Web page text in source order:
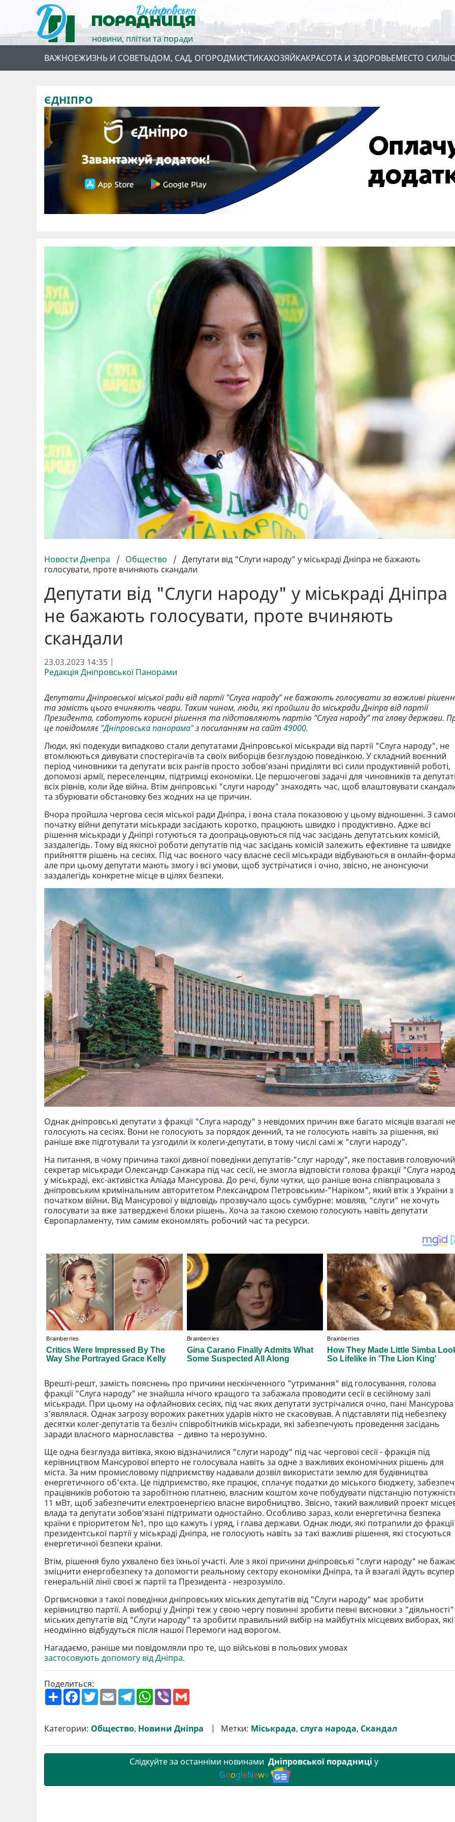
новини, плітки та поради
ВАЖНОЕЖИЗНЬ И СОВЕТЫДОМ, САД, ОГОРОДМИСТИКАХОЗЯЙКАКРАСОТА И ЗДОРОВЬЕМЕСТО СИЛЫ
ЄДНІПРО
Новости Днепра / Общество / Депутати від "Слуги народу" у міськраді Дніпра не бажають
голосувати, проте вчиняють скандали
Депутати від "Слуги народу" у міськраді Дніпра
не бажають голосувати, проте вчиняють
скандали
23.03.2023 14:35 |
Редакція Дніпровської Панорами
Депутати Дніпровської міської ради від партії "Слуга народу" не бажають голосувати за важливі
та замість цього вчиняють чвари. Таким чином, люди, які пройшли до міськради Дніпра від партії
Президента, саботують корисні рішення та підставляють партію “Слуга народу” та главу держави.
це повідомляє"Дніпровська панорама"з посиланням на сайт 49000.
Люди, які подекуди випадково стали депутатами Дніпровської міськради від партії "Слуга народу", не
втомлюються дивувати спостерігачів та своїх виборців безглуздою поведінкою. У складний воєнний
період чиновники та депутати всіх рангів просто зобов’язані приділяти всі сили продуктивній роботі,
допомозі армії, переселенцям, підтримці економіки. Це першочегові задачі для чиновників та
всіх рівнів, коли йде війна. Втім дніпровські "слуги народу" знаходять час, щоб влаштовувати
та збурювати обстановку без жодних на це причин.
Вчора пройшла чергова сесія міської ради Дніпра, і вона стала показовою у цьому відношенні. З
початку війни депутати міськради засідають коротко, працюють швидко і продуктивно. Адже всі
рішення міськради у Дніпрі готуються та доопрацьовуються під час засідань депутатських комісій,
заздалегідь. Тому від якісної роботи депутатів під час засідань комісій залежить ефективне та швидке
прийняття рішень на сесіях. Під час воєного часу власне сесії міськради відбуваються в онлайн-
але при цьому депутати мають змогу і всі умови, щоб зустрічатися і очно, звісно, не анонсуючи
заздалегідь конкретне місце в цілях безпеки.
Однак дніпровські депутати з фракції "Слуга народу" з невідомих причин вже багато місяців взагалі не
голосують на сесіях. Вони не голосують за порядок денний, та не голосують навіть за рішення, які
раніше вже підготували та узгодили їх колеги-депутати, в тому числі самі ж "слуги народу".
На питання, в чому причина такої дивної поведінки депутатів-"слуг народу", яке поставив головуючий
секретар міськради Олександр Санжара під час сесії, не змогла відповісти голова фракції "Слуга
у міськраді, екс-активістка Аліада Мансурова. До речі, були чутки, що раніше вона співпрацювала з
дніпровським кримінальним авторитетом Рлександром Петровським-"Наріком", який втік з України з
початком війни. Від Мансурової у відповідь прозвучало щось сумбурне: мовляв, “слуги” не хочуть
голосувати за вже затверджені блоки рішень. Хоча за такою схемою голосують навіть депутати
Європарламенту, тим самим економлять робочий час та ресурси.
Врешті-решт, замість пояснень про причини нескінченного "утримання" від голосування, голова
фракції "Слуга народу" не знайшла нічого кращого та забажала проводити сесії в сесійному залі
міськради. При цьому на офлайнових сесіях, під час яких депутати зустрічалися очно, пані
з’являлася. Однак загрозу ворожих ракетних ударів ніхто не скасовував. А підставляти під небезпеку
десятки колег-депутатів та безліч співробітників міськради, які забезпечують проведення засідань
заради власного марнославства – дивно та нерозумно.
Ще одна безглузда витівка, якою відзначилися "слуги народу" під час чергової сесії - фракція під
керівництвом Мансурової вперто не голосувала навіть за одне з важливих економічних рішень для
міста. За ним промисловому підприємству надавали дозвіл використати землю для будівництва
енергетичного об’єкта. Це підприємство, яке працює, сплачує податки до міського бюджету,
працівників роботою та заробітною платнею, власним коштом хоче побудувати підстанцію
11 мВт, щоб забезпечити електроенергією власне виробництво. Звісно, такий важливий проект
влада та депутати зобовʼязані підтримати одностайно. Особливо зараз, коли енергетична безпека
країни є пріоритетом №1, про що кажуть і уряд, і глава держави. Однак люди, які потрапили до фракції
президентської партії у міськраді Дніпра, не голосують навіть за такі важливі рішення, які стосуються
енергетичної безпеки країни.
Втім, рішення було ухвалено без їхньої участі. Але з якої причини дніпровські "слуги народу" не
зміцнити енергобезпеку та допомогти реальному сектору економіки Дніпра, та й взагалі йдуть
генеральній лінії своєї ж партії та Президента - незрозуміло.
Оргвисновки з такої поведінки дніпровських міських депутатів від "Слуги народу" має зробити
керівництво партії. А виборці у Дніпрі теж у свою чергу повинні зробити певні висновки з "діяльності"
міських депутатів від "Слуги народу" та зробити правильний вибір на майбутніх місцевих виборах, які
неодмінно відбудуться після нашої Перемоги над ворогом.
Нагадаємо, раніше ми повідомляли про те, що військові в польових умовах
застосовують допомогу від Дніпра.
Поделиться:
П
о
р
и
F
a
b
o
T
w
t
e
E
m
l
T
e
g
r
W
h
s
A
V
r l
Категории: Общество, Новини Дніпра Метки: Міськрада, слуга народа, Скандал
Слідкуйте за останніми новинами Дніпровської порадниці у
GoogleNews